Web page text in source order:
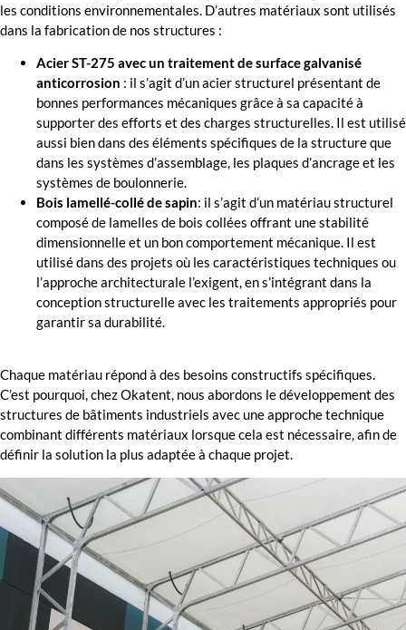
les conditions environnementales. D’autres matériaux sont utilisés
dans la fabrication de nos structures :
Acier ST-275 avec un traitement de surface galvanisé
anticorrosion : il s’agit d’un acier structurel présentant de
bonnes performances mécaniques grâce à sa capacité à
supporter des efforts et des charges structurelles. Il est utilisé
aussi bien dans des éléments spécifiques de la structure que
dans les systèmes d’assemblage, les plaques d’ancrage et les
systèmes de boulonnerie.
Bois lamellé-collé de sapin: il s’agit d’un matériau structurel
composé de lamelles de bois collées offrant une stabilité
dimensionnelle et un bon comportement mécanique. Il est
utilisé dans des projets où les caractéristiques techniques ou
l’approche architecturale l’exigent, en s’intégrant dans la
conception structurelle avec les traitements appropriés pour
garantir sa durabilité.
Chaque matériau répond à des besoins constructifs spécifiques.
C’est pourquoi, chez Okatent, nous abordons le développement des
structures de bâtiments industriels avec une approche technique
combinant différents matériaux lorsque cela est nécessaire, afin de
définir la solution la plus adaptée à chaque projet.